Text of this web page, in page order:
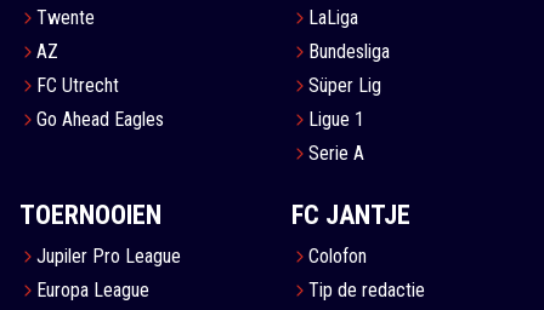
Twente
AZ
FC Utrecht
Go Ahead Eagles
LaLiga
Bundesliga
Süper Lig
Ligue 1
Serie A
TOERNOOIEN
Jupiler Pro League
Europa League
FC JANTJE
Colofon
Tip de redactie